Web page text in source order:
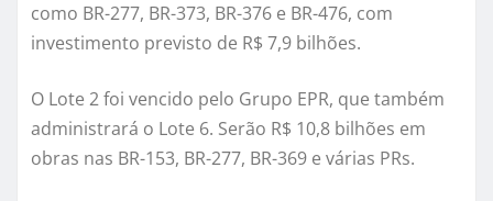
como BR-277, BR-373, BR-376 e BR-476, com
investimento previsto de R$ 7,9 bilhões.
O Lote 2 foi vencido pelo Grupo EPR, que também
administrará o Lote 6. Serão R$ 10,8 bilhões em
obras nas BR-153, BR-277, BR-369 e várias PRs.